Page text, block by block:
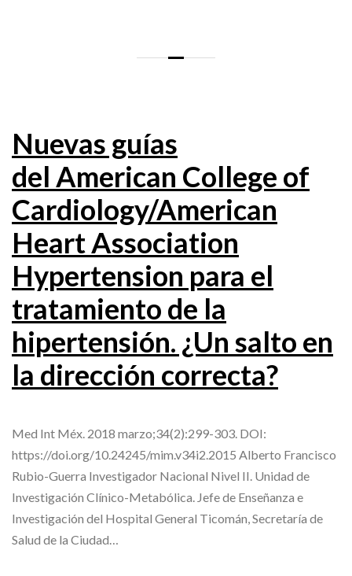
Nuevas guías
del American College of
Cardiology/American
Heart Association
Hypertension para el
tratamiento de la
hipertensión. ¿Un salto en
la dirección correcta?
Med Int Méx. 2018 marzo;34(2):299-303. DOI:
https://doi.org/10.24245/mim.v34i2.2015 Alberto Francisco
Rubio-Guerra Investigador Nacional Nivel II. Unidad de
Investigación Clínico-Metabólica. Jefe de Enseñanza e
Investigación del Hospital General Ticomán, Secretaría de
Salud de la Ciudad…